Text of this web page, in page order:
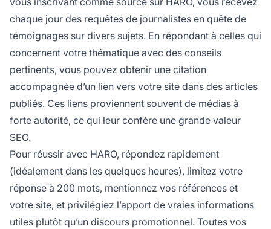
chaque jour des requêtes de journalistes en quête de
témoignages sur divers sujets. En répondant à celles qui
concernent votre thématique avec des conseils
pertinents, vous pouvez obtenir une citation
accompagnée d’un lien vers votre site dans des articles
publiés. Ces liens proviennent souvent de médias à
forte autorité, ce qui leur confère une grande valeur
SEO.
Pour réussir avec HARO, répondez rapidement
(idéalement dans les quelques heures), limitez votre
réponse à 200 mots, mentionnez vos références et
votre site, et privilégiez l’apport de vraies informations
utiles plutôt qu’un discours promotionnel. Toutes vos